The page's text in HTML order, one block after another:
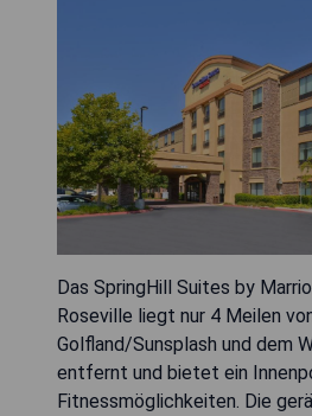
Das SpringHill Suites by
Roseville liegt nur 4 Meilen
Golfland/Sunsplash und dem
entfernt und bietet ein
Fitnessmöglichkeiten. Die